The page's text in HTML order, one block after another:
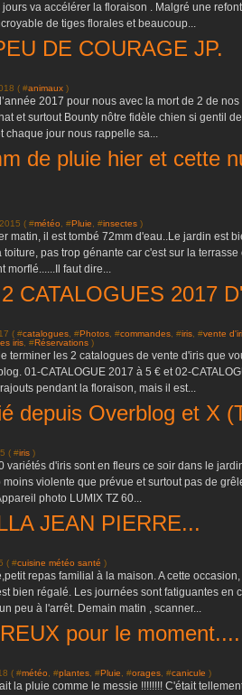
va accélérer la floraison . Malgré une
de tiges florales et beaucoup...
DE COURAGE JP.
( #animaux )
2017 pour nous avec la mort de 2 de
et surtout Bounty nôtre fidèle chien si gentil
chaque jour nous rappelle sa...
de pluie hier et cette
( #météo , #Pluie , #insectes )
matin, il est tombé 72mm d'eau..Le jardin est
toiture, pas trop génante car c'est sur la
morflé......Il faut dire...
CATALOGUES 2017
( #catalogues , #Photos , #commandes , #iris , #vente
iris , #Réservations )
terminer les 2 catalogues de vente d'iris que
01-CATALOGUE 2017 à 5 € et 02-
pendant la floraison, mais il est...
depuis Overblog et X
( #iris )
variétés d'iris sont en fleurs ce soir dans le
moins violente que prévue et surtout pas de
photo LUMIX TZ 60...
JEAN PIERRE...
( #cuisine météo santé )
repas familial à la maison. A cette
bien régalé. Les journées sont fatiguantes en
peu à l'arrêt. Demain matin , scanner...
pour le
( #météo , #plantes , #Pluie , #orages , #canicule )
la pluie comme le messie !!!!!!!! C'était